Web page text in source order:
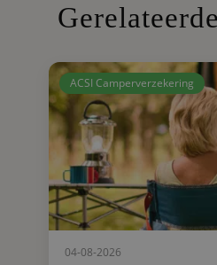
ACSI Camperverzekering
04-08-2026